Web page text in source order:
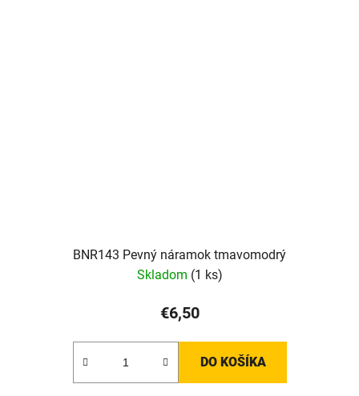
BNR143 Pevný náramok tmavomodrý
Skladom (1 ks)
€6,50
DO KOŠÍKA